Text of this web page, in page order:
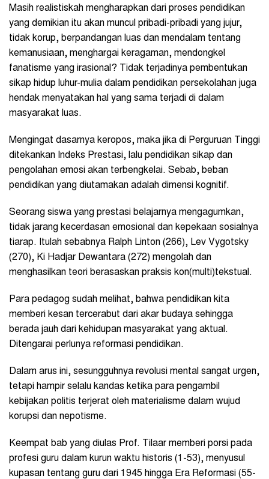
Masih realistiskah mengharapkan dari proses pendidikan
yang demikian itu akan muncul pribadi-pribadi yang jujur,
tidak korup, berpandangan luas dan mendalam tentang
kemanusiaan, menghargai keragaman, mendongkel
fanatisme yang irasional? Tidak terjadinya pembentukan
sikap hidup luhur-mulia dalam pendidikan persekolahan juga
hendak menyatakan hal yang sama terjadi di dalam
masyarakat luas.
Mengingat dasarnya keropos, maka jika di Perguruan Tinggi
ditekankan Indeks Prestasi, lalu pendidikan sikap dan
pengolahan emosi akan terbengkelai. Sebab, beban
pendidikan yang diutamakan adalah dimensi kognitif.
Seorang siswa yang prestasi belajarnya mengagumkan,
tidak jarang kecerdasan emosional dan kepekaan sosialnya
tiarap. Itulah sebabnya Ralph Linton (266), Lev Vygotsky
(270), Ki Hadjar Dewantara (272) mengolah dan
menghasilkan teori berasaskan praksis kon(multi)tekstual.
Para pedagog sudah melihat, bahwa pendidikan kita
memberi kesan tercerabut dari akar budaya sehingga
berada jauh dari kehidupan masyarakat yang aktual.
Ditengarai perlunya reformasi pendidikan.
Dalam arus ini, sesungguhnya revolusi mental sangat urgen,
tetapi hampir selalu kandas ketika para pengambil
kebijakan politis terjerat oleh materialisme dalam wujud
korupsi dan nepotisme.
Keempat bab yang diulas Prof. Tilaar memberi porsi pada
profesi guru dalam kurun waktu historis (1-53), menyusul
kupasan tentang guru dari 1945 hingga Era Reformasi (55-